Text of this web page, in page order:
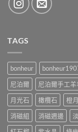
TAGS
bonheur
尼泊爾
尼泊爾手工
月光石
橄欖石 橙
消磁組
消磁週邊